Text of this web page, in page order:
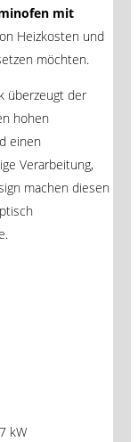
mit
Heizkosten und
möchten.
überzeugt der
hohen
einen
Verarbeitung,
machen diesen
kW